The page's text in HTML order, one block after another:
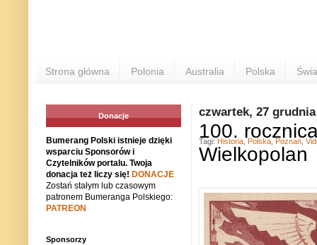
Strona główna Polonia Australia Polska
czwartek, 27 grudnia
100.
Wielkopolan
Tagi: Historia Polska Poznań
Donacje
Bumerang Polski istnieje dzięki
wsparciu Sponsorów i
Czytelników portalu. Twoja
donacja też liczy się! DONACJE
Zostań stałym lub czasowym
patronem Bumeranga Polskiego:
PATREON
Sponsorzy